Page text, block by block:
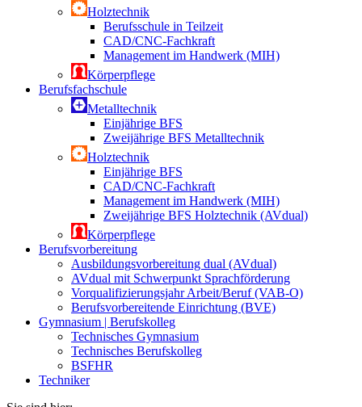
Holztechnik
Berufsschule in Teilzeit
CAD/CNC-Fachkraft
Management im Handwerk (MIH)
Körperpflege
Berufsfachschule
Metalltechnik
Einjährige BFS
Zweijährige BFS Metalltechnik
Holztechnik
Einjährige BFS
CAD/CNC-Fachkraft
Management im Handwerk (MIH)
Zweijährige BFS Holztechnik (AVdual)
Körperpflege
Berufsvorbereitung
Ausbildungsvorbereitung dual (AVdual)
AVdual mit Schwerpunkt Sprachförderung
Vorqualifizierungsjahr Arbeit/Beruf (VAB-O)
Berufsvorbereitende Einrichtung (BVE)
Gymnasium | Berufskolleg
Technisches Gymnasium
Technisches Berufskolleg
BSFHR
Techniker